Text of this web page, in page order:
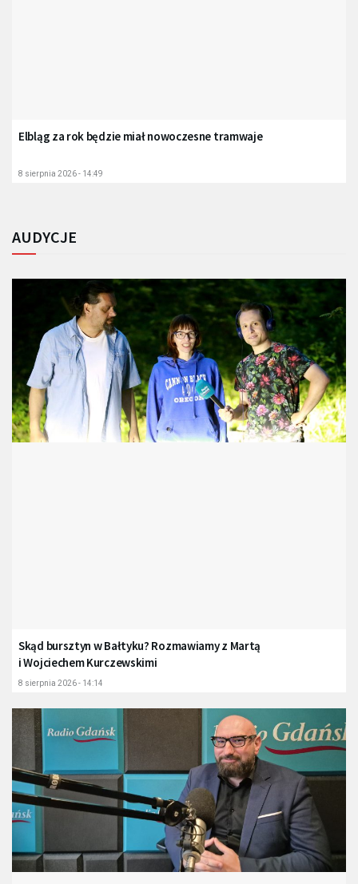
Elbląg za rok będzie miał nowoczesne tramwaje
8 sierpnia 2026 - 14:49
AUDYCJE
Skąd bursztyn w Bałtyku? Rozmawiamy z Martą
i Wojciechem Kurczewskimi
8 sierpnia 2026 - 14:14